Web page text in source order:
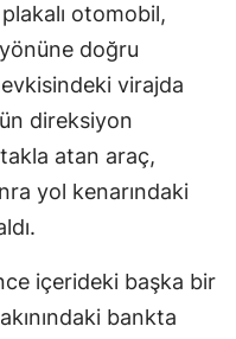
otomobil,
doğru
virajda
direksiyon
atan araç,
yol kenarındaki
içerideki başka bir
bankta